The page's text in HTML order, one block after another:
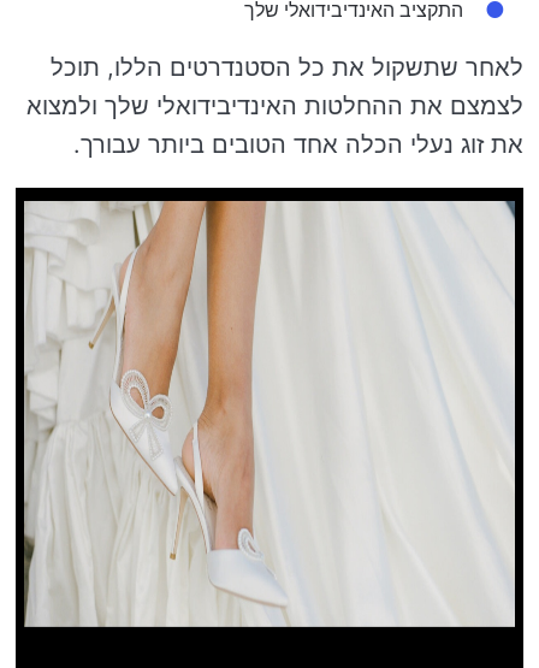
התקציב האינדיבידואלי שלך
לאחר שתשקול את כל הסטנדרטים הללו, תוכל
לצמצם את ההחלטות האינדיבידואלי שלך ולמצוא
את זוג נעלי הכלה אחד הטובים ביותר עבורך.